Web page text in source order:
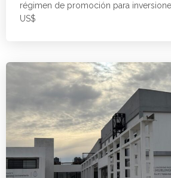
régimen de promoción para
US$